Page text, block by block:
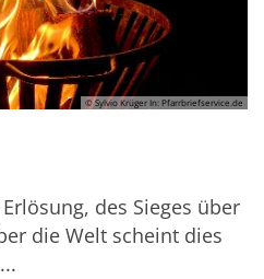
© Sylvio Krüger In: Pfarrbriefservice.de
des Sieges über
die Welt scheint dies